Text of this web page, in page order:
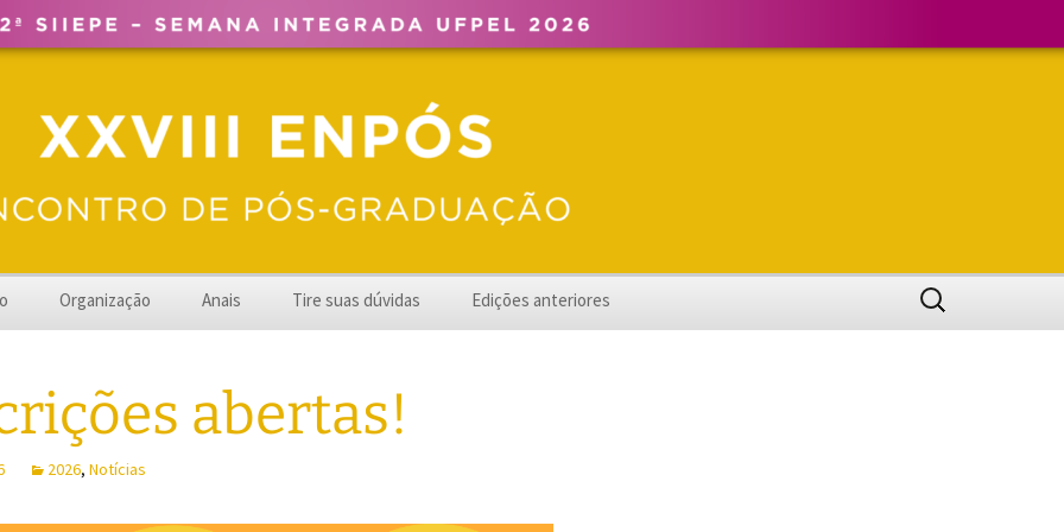
Organização Anais Tire suas dúvidas Edições anteriores
2021 – XXIII ENPOS
Pesquisar
por:
abertas!
2026, Notícias